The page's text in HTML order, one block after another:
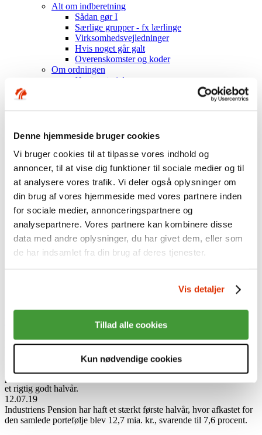
Denne hjemmeside bruger cookies
Vi bruger cookies til at tilpasse vores indhold og
annoncer, til at vise dig funktioner til sociale medier og til
at analysere vores trafik. Vi deler også oplysninger om
din brug af vores hjemmeside med vores partnere inden
for sociale medier, annonceringspartnere og
analysepartnere. Vores partnere kan kombinere disse
data med andre oplysninger, du har givet dem, eller som
de har indsamlet fra din brug af deres tjenester.
Vis detaljer
Tillad alle cookies
Kun nødvendige cookies
Alt om indberetning
Sådan gør I
Særlige grupper - fx lærlinge
Virksomhedsvejledninger
Hvis noget går galt
Overenskomster og koder
Om ordningen
Hent materiale
Om Industriens Pension
Hvem er vi?
Organisation og ejerforhold
Mission, vision, værdier
Nøgletal
Årsrapporter mv.
Historien om Industriens Pension
Investeringer
Sådan investerer vi
Ansvarlige investeringer
Afkast
Log på Min side med MitID Log på som virksomhed
Højt afkast i første halvår 2019
Industriens Pension har i årets første seks måneder opnået et afkast
et rigtig godt halvår.
12.07.19
Industriens Pension har haft et stærkt første halvår, hvor afkastet for
den samlede portefølje blev 12,7 mia. kr., svarende til 7,6 procent.